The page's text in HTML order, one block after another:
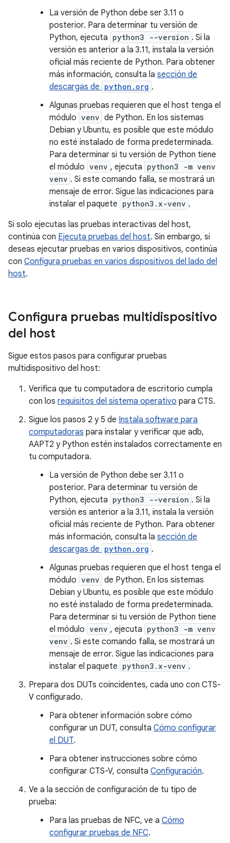
La versión de Python debe ser 3.11 o
posterior. Para determinar tu versión de
Python, ejecuta python3 --version . Si la
versión es anterior a la 3.11, instala la versión
oficial más reciente de Python. Para obtener
más información, consulta la sección de
descargas de python.org .
Algunas pruebas requieren que el host tenga el
módulo venv de Python. En los sistemas
Debian y Ubuntu, es posible que este módulo
no esté instalado de forma predeterminada.
Para determinar si tu versión de Python tiene
el módulo venv , ejecuta python3 -m venv
venv . Si este comando falla, se mostrará un
mensaje de error. Sigue las indicaciones para
instalar el paquete python3.x-venv .
Si solo ejecutas las pruebas interactivas del host,
continúa con Ejecuta pruebas del host. Sin embargo, si
deseas ejecutar pruebas en varios dispositivos, continúa
con Configura pruebas en varios dispositivos del lado del
host.
Configura pruebas multidispositivo
del host
Sigue estos pasos para configurar pruebas
multidispositivo del host:
Verifica que tu computadora de escritorio cumpla
con los requisitos del sistema operativo para CTS.
Sigue los pasos 2 y 5 de Instala software para
computadoras para instalar y verificar que adb,
AAPT2 y Python estén instalados correctamente en
tu computadora.
La versión de Python debe ser 3.11 o
posterior. Para determinar tu versión de
Python, ejecuta python3 --version . Si la
versión es anterior a la 3.11, instala la versión
oficial más reciente de Python. Para obtener
más información, consulta la sección de
descargas de python.org .
Algunas pruebas requieren que el host tenga el
módulo venv de Python. En los sistemas
Debian y Ubuntu, es posible que este módulo
no esté instalado de forma predeterminada.
Para determinar si tu versión de Python tiene
el módulo venv , ejecuta python3 -m venv
venv . Si este comando falla, se mostrará un
mensaje de error. Sigue las indicaciones para
instalar el paquete python3.x-venv .
Prepara dos DUTs coincidentes, cada uno con CTS-
V configurado.
Para obtener información sobre cómo
configurar un DUT, consulta Cómo configurar
el DUT.
Para obtener instrucciones sobre cómo
configurar CTS-V, consulta Configuración.
Ve a la sección de configuración de tu tipo de
prueba:
Para las pruebas de NFC, ve a Cómo
configurar pruebas de NFC.